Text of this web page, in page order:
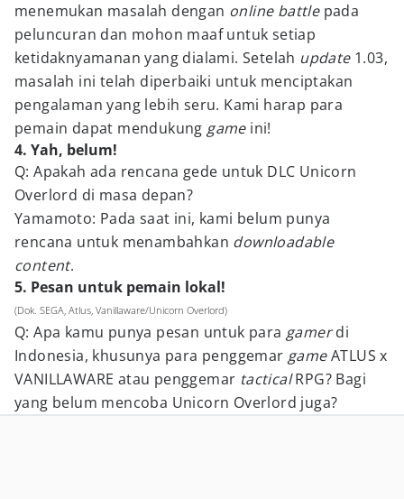
menemukan masalah dengan online battlepada
peluncuran dan mohon maaf untuk setiap
ketidaknyamanan yang dialami. Setelah update 1.03,
masalah ini telah diperbaiki untuk menciptakan
pengalaman yang lebih seru. Kami harap para
pemain dapat mendukung game ini!
4. Yah, belum!
Q: Apakah ada rencana gede untuk DLC Unicorn
Overlord di masa depan?
Yamamoto: Pada saat ini, kami belum punya
rencana untuk menambahkan downloadable
content.
5. Pesan untuk pemain lokal!
(Dok. SEGA, Atlus, Vanillaware/Unicorn Overlord)
Q: Apa kamu punya pesan untuk para gamerdi
Indonesia, khusunya para penggemar gameATLUS x
VANILLAWARE atau penggemar tacticalRPG? Bagi
yang belum mencoba Unicorn Overlord juga?